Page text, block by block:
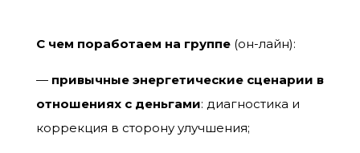
С чем поработаем на группе (он-лайн):
— привычные энергетические сценарии в
отношениях с деньгами: диагностика и
коррекция в сторону улучшения;